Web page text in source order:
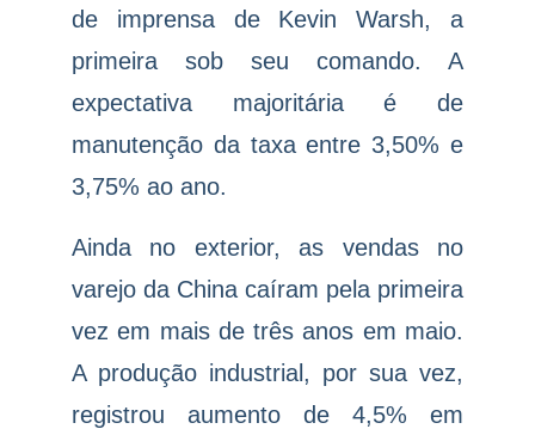
de imprensa de Kevin Warsh, a
primeira sob seu comando. A
expectativa majoritária é de
manutenção da taxa entre 3,50% e
3,75% ao ano.
Ainda no exterior, as vendas no
varejo da China caíram pela primeira
vez em mais de três anos em maio.
A produção industrial, por sua vez,
registrou aumento de 4,5% em